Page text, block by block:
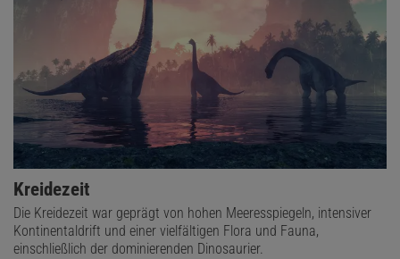
Kreidezeit
Die Kreidezeit war geprägt von hohen Meeresspiegeln, intensiver
Kontinentaldrift und einer vielfältigen Flora und Fauna,
einschließlich der dominierenden Dinosaurier.